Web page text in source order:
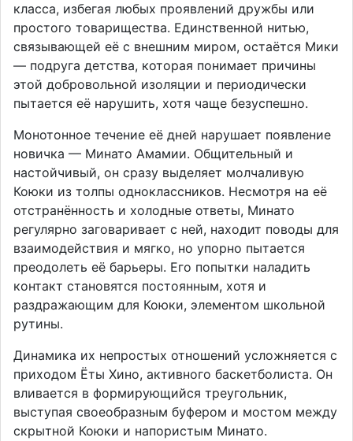
класса, избегая любых проявлений дружбы или
простого товарищества. Единственной нитью,
связывающей её с внешним миром, остаётся Мики
— подруга детства, которая понимает причины
этой добровольной изоляции и периодически
пытается её нарушить, хотя чаще безуспешно.
Монотонное течение её дней нарушает появление
новичка — Минато Амамии. Общительный и
настойчивый, он сразу выделяет молчаливую
Коюки из толпы одноклассников. Несмотря на её
отстранённость и холодные ответы, Минато
регулярно заговаривает с ней, находит поводы для
взаимодействия и мягко, но упорно пытается
преодолеть её барьеры. Его попытки наладить
контакт становятся постоянным, хотя и
раздражающим для Коюки, элементом школьной
рутины.
Динамика их непростых отношений усложняется с
приходом Ёты Хино, активного баскетболиста. Он
вливается в формирующийся треугольник,
выступая своеобразным буфером и мостом между
скрытной Коюки и напористым Минато.